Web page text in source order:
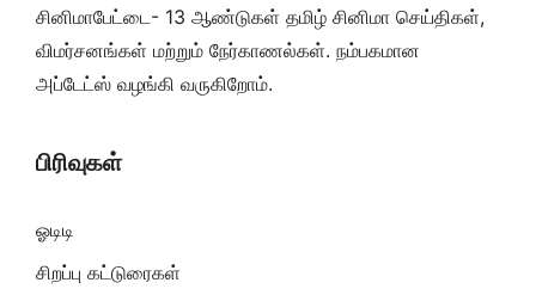
சினிமாபேட்டை- 13 ஆண்டுகள் தமிழ் சினிமா செய்திகள்,
விமர்சனங்கள் மற்றும் நேர்காணல்கள். நம்பகமான
அப்டேட்ஸ் வழங்கி வருகிறோம்.
பிரிவுகள்
ஓடிடி
சிறப்பு கட்டுரைகள்